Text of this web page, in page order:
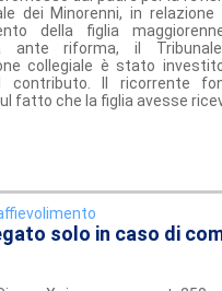
dei Minorenni, in relazione
della figlia
ante riforma, il
collegiale è stato
contributo. Il ricorrente
fatto che la figlia avesse
solo in caso di